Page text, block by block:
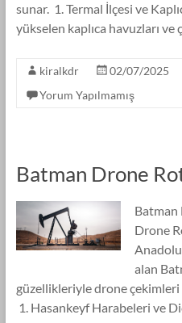
sunar. 1. Termal İlçesi ve
yükselen kaplıca havuzları
kiralkdr 02/07/2025
Yorum Yapılmamış
Batman Drone
Batman
Drone
alan
güzellikleriyle drone
1. Hasankeyf Harabeleri ve